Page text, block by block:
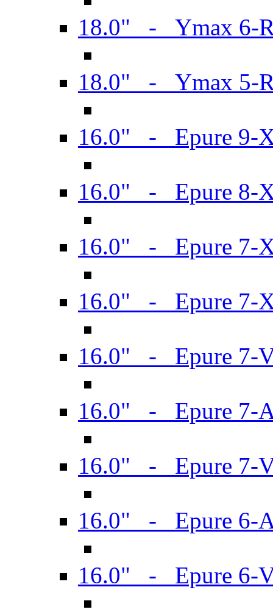
18.0" - Ymax 6-
18.0" - Ymax 5-
16.0" - Epure 9-
16.0" - Epure 8-
16.0" - Epure 7-
16.0" - Epure 7-
16.0" - Epure 7-
16.0" - Epure 7-
16.0" - Epure 7-
16.0" - Epure 6-
16.0" - Epure 6-